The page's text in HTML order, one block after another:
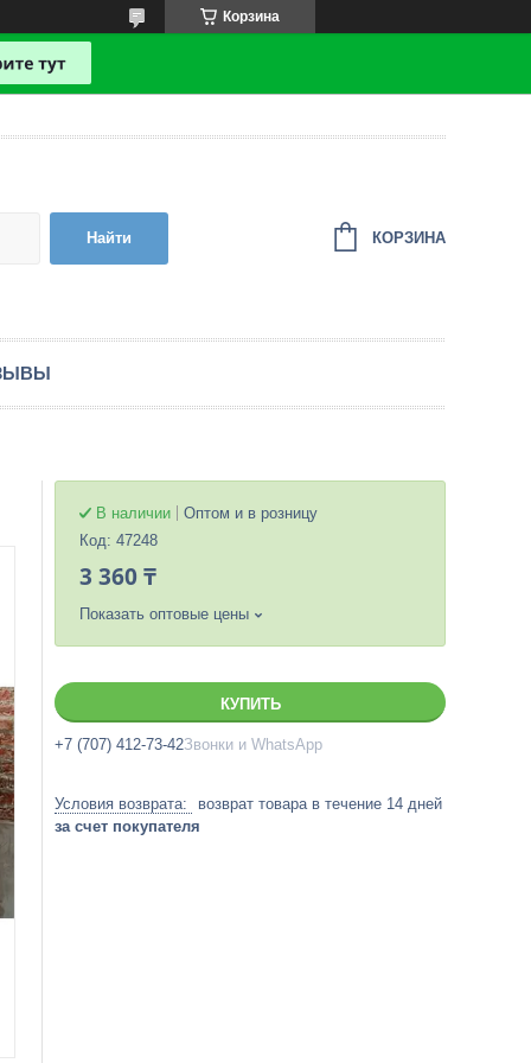
Корзина
Найти КОРЗИНА
В наличии
Оптом и в розницу
Код: 47248
3 360 ₸
Показать оптовые цены
КУПИТЬ
+7 (707) 412-73-42Звонки и WhatsApp
возврат товара в течение 14 дней
за счет покупателя